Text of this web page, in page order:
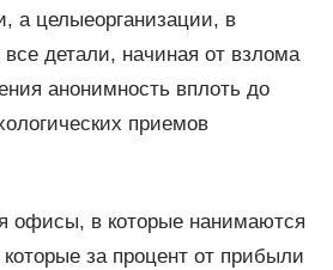
а целыеорганизации, в
детали, начиная от взлома
анонимность вплоть до
приемов
офисы, в которые нанимаются
за процент от прибыли